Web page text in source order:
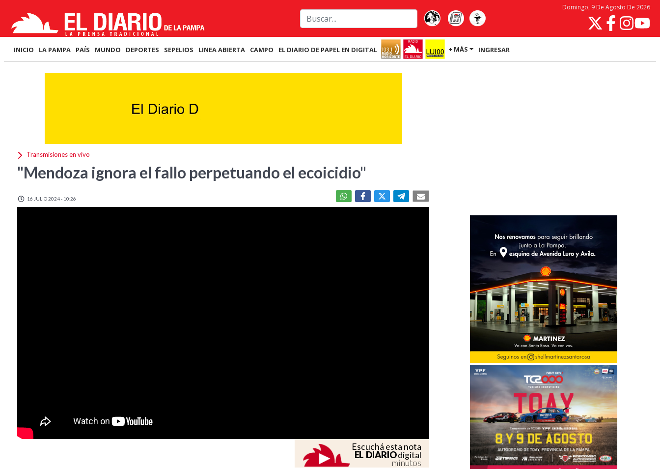
Domingo, 9 De Agosto De 2026
INICIO LA PAMPA PAÍS MUNDO DEPORTES SEPELIOS LINEA ABIERTA CAMPO EL DIARIO DE PAPEL EN DIGITAL + MÁS INGRESAR
Transmisiones en vivo
"Mendoza ignora el fallo perpetuando el ecoicidio"
16 JULIO 2024 - 10:26
Escuchá esta nota
EL DIARIOdigital
minutos